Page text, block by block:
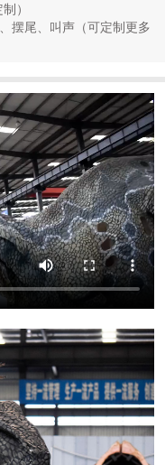
）
摆尾、叫声（可定制更多